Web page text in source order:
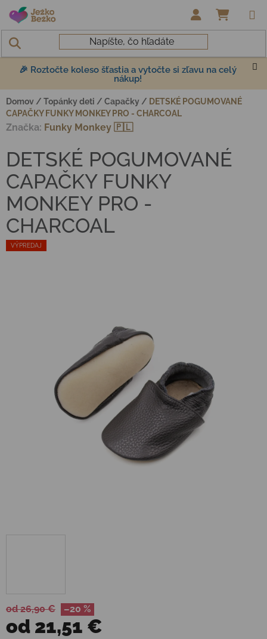
Prejsť na obsah
🎉 Roztočte koleso šťastia a vytočte si zľavu na celý
nákup!
Domov / Topánky deti / Capačky / DETSKÉ POGUMOVANÉ
CAPAČKY FUNKY MONKEY PRO - CHARCOAL
od 26,90 € –20 %
od 21,51 €
VÝPREDAJ
DETSKÉ POGUMOVANÉ
CAPAČKY FUNKY
MONKEY PRO -
CHARCOAL
Značka: Funky Monkey 🇵🇱